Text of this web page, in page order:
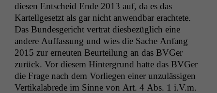
diesen Entscheid Ende 2013 auf, da es das
Kartellge­set­zt als gar nicht anwend­bar erachtete.
Das Bun­des­gericht ver­trat dies­bezüglich eine
andere Auf­fas­sung und wies die Sache Anfang
2015 zur erneuten Beurteilung an das BVGer
zurück. Vor diesem Hin­ter­grund hat­te das BVGer
die Frage nach dem Vor­liegen ein­er unzuläs­si­gen
Ver­tikal­abrede im Sinne von Art. 4 Abs. 1 i.V.m.